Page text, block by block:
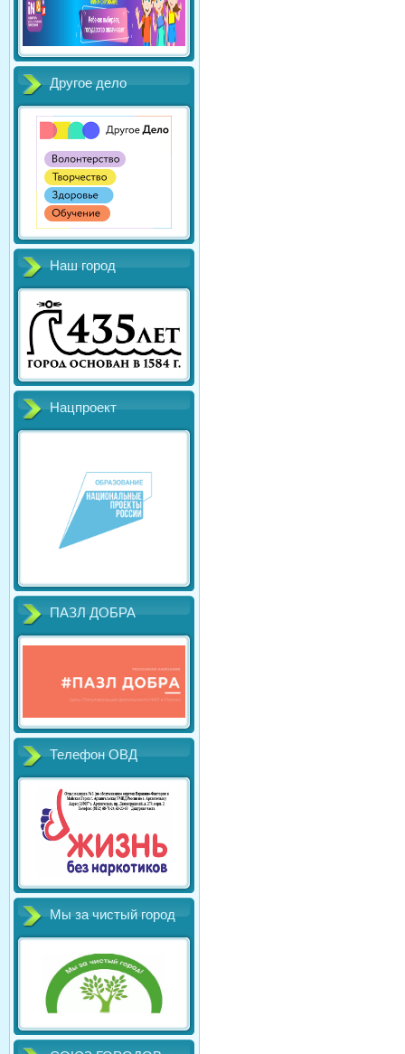
Другое дело
Наш город
Нацпроект
ПАЗЛ ДОБРА
Телефон ОВД
Мы за чистый город